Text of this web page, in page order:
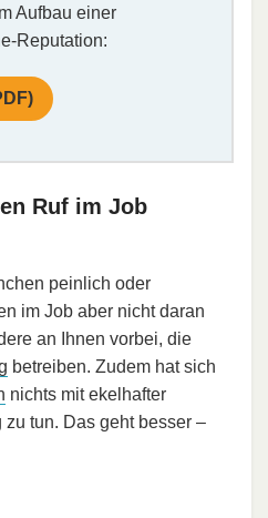
Aufbau einer
Reputation:
Ruf im Job
peinlich oder
im Job aber nicht daran
an Ihnen vorbei, die
betreiben. Zudem hat sich
nichts mit ekelhafter
tun. Das geht besser –